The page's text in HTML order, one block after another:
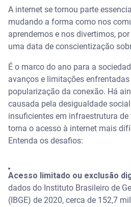
A internet se tornou parte
mudando a forma como nos
aprendemos e nos divertimos,
uma data de conscientização
É o marco do ano para a
avanços e limitações
popularização da conexão. Há
causada pela desigualdade
insuficientes em infraestrutura
torna o acesso à internet mais
Entenda os desafios:
Acesso limitado ou exclusão
dados do Instituto Brasileiro de
(IBGE) de 2020, cerca de 152,7